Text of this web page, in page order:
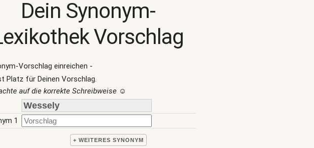
Dein Synonym-
Vorschlag
Vorschlag einreichen -
Platz für Deinen Vorschlag.
auf die korrekte Schreibweise☺
1
+ WEITERES SYNONYM